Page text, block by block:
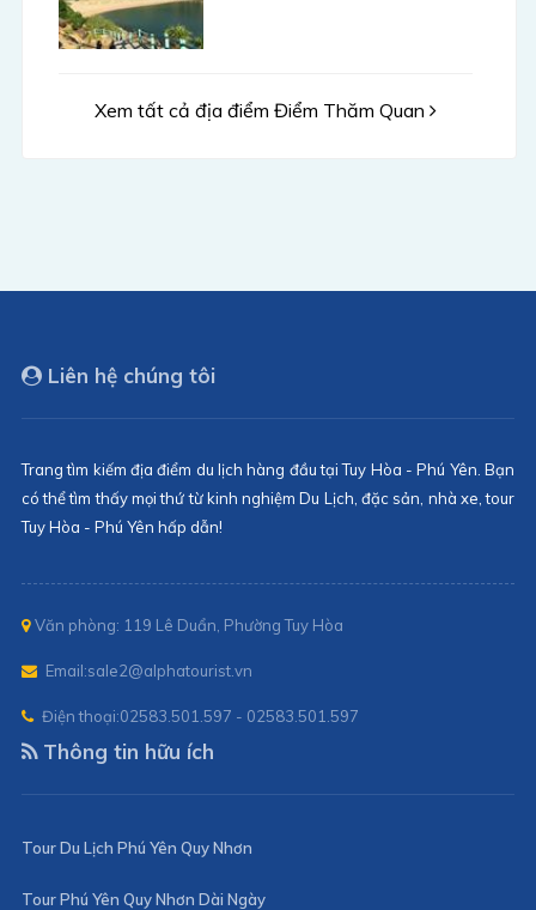
Xem tất cả địa điểm Điểm Thăm Quan
Liên hệ chúng tôi
Trang tìm kiếm địa điểm du lịch hàng đầu tại Tuy Hòa - Phú Yên. Bạn
có thể tìm thấy mọi thứ từ kinh nghiệm Du Lịch, đặc sản, nhà xe, tour
Tuy Hòa - Phú Yên hấp dẫn!
Văn phòng: 119 Lê Duẩn, Phường Tuy Hòa
Email:sale2@alphatourist.vn
Điện thoại:02583.501.597 - 02583.501.597
Thông tin hữu ích
Tour Du Lịch Phú Yên Quy Nhơn
Tour Phú Yên Quy Nhơn Dài Ngày